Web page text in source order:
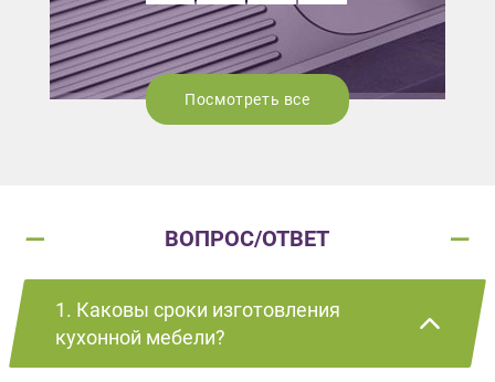
Посмотреть все
ВОПРОС/ОТВЕТ
1. Каковы сроки изготовления
кухонной мебели?